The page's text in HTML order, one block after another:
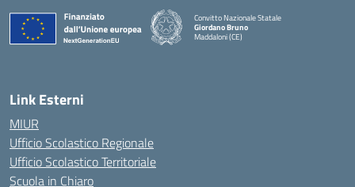
Convitto Nazionale Statale
Giordano Bruno
Maddaloni (CE)
Link Esterni
MIUR
Ufficio Scolastico Regionale
Ufficio Scolastico Territoriale
Scuola in Chiaro